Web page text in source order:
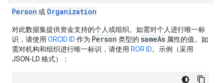
Person 或 Organization
对此数据集提供资金支持的个人或组织。如需对个人进行唯一标
识，请使用 ORCID ID 作为 Person 类型的 sameAs 属性的值。如
需对机构和组织进行唯一标识，请使用 ROR ID。示例（采用
JSON-LD 格式）：